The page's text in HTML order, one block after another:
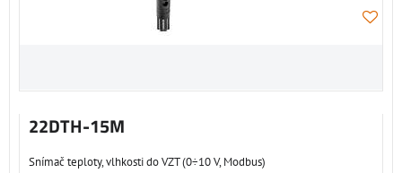
22DTH-15M
Snímač teploty, vlhkosti do VZT (0÷10 V, Modbus)